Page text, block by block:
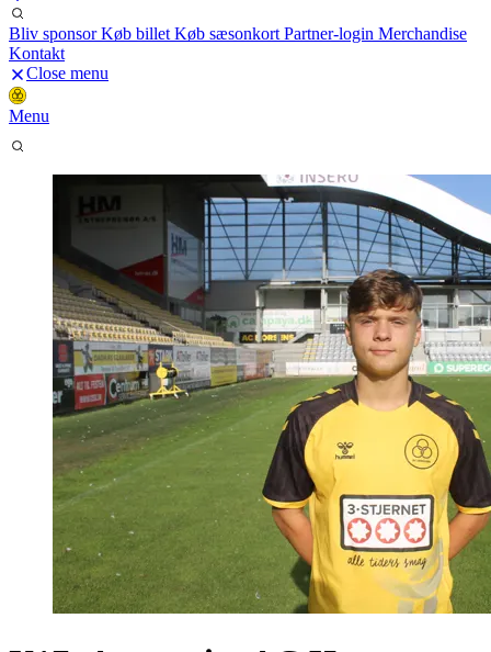
Bliv sponsorKøb billet Køb sæsonkort Partner-login Merchandise
Kontakt
Close menu
Menu